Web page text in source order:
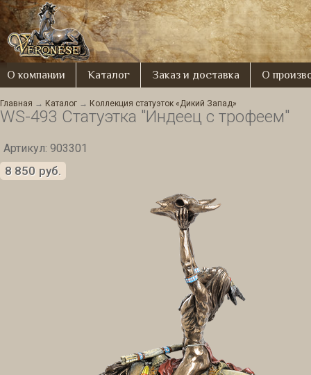
О компании Каталог Заказ и доставка О
Главная → Каталог → Коллекция статуэток «Дикий Запад»
WS-493 Статуэтка "Индеец с трофеем"
Артикул: 903301
8 850 руб.